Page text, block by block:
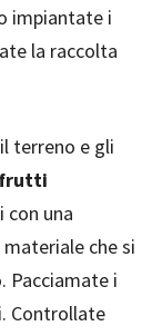
impiantate i
la raccolta
terreno e gli
frutti
con una
che si
Pacciamate i
Controllate